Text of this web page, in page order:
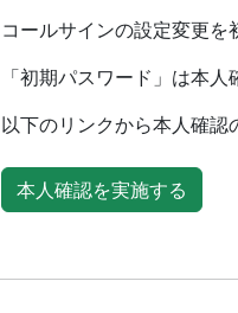
コールサインの設定変更
「初期パスワード」は本
以下のリンクから本人確
本人確認を実施する